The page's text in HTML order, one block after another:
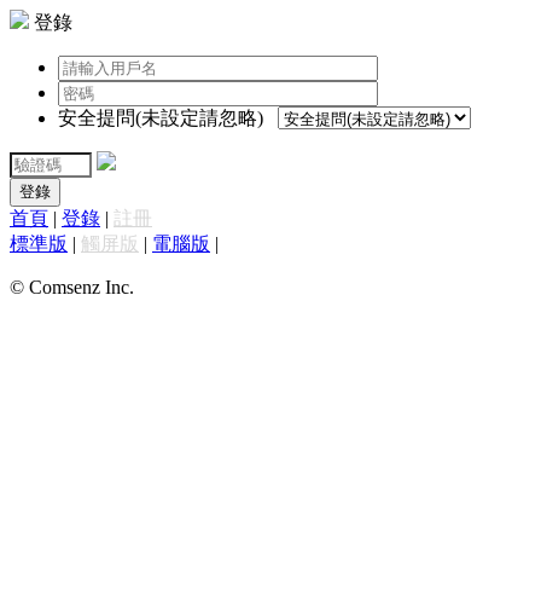
登錄
安全提問(未設定請忽略)
登錄
首頁 | 登錄 | 註冊
標準版 | 觸屏版 | 電腦版 |
© Comsenz Inc.